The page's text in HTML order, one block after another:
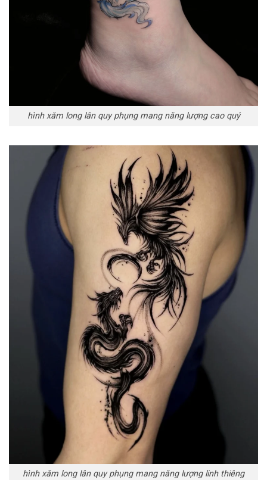
hình xăm long lân quy phụng mang năng lượng cao quý
hình xăm long lân quy phụng mang năng lượng linh thiêng